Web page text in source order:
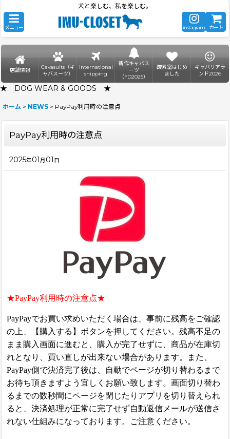
犬と楽しむ、私を楽しむ。
メニュー instagram カート
店舗情報
Cavasuits（キ
ャバスーツ）
International
shipping
新作キャバス
ーツ
（FD2025）
酸素室はじめ
ました
キャバリアラ
ンド2026
★ DOG WEAR & GOODS ★
ホーム > NEWS > PayPay利用時の注意点
PayPay利用時の注意点
2025年01月 01 日
★PayPay利用時の注意点★
PayPayでお買い求めいただく場合は、事前に残高をご確認
の上、【購入する】ボタンを押してください。 残高不足の
まま購入画面に進むと、購入が完了せずに、商品が在庫切
れとなり、買い直しが出来ない場合があります。
また、
PayPay側で決済完了後は、自動でページが切り替わるまで
お待ち頂きますよう宜しくお願い致します。画面切り替わ
るまでの数秒間にページを閉じたりアプリを切り替えられ
ると、決済処理が正常に完了せず自動返信メールが送信さ
れない仕組みになっております。
ご注意ください。